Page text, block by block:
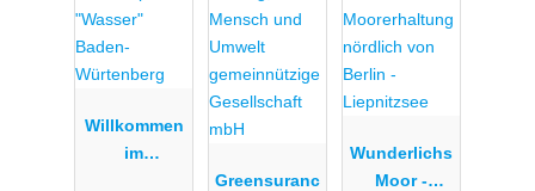
Willkommen
im
Greensuranc
Wunderlichs
Moor -